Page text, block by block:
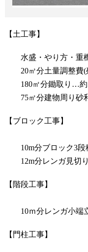
【土工事】
水盛・やり方・重
20㎥分土量調整費(
180㎡分鋤取り…約
75㎡分建物周り砂
【ブロック工事】
10m分ブロック3段
12m分レンガ見切
【階段工事】
10ｍ分レンガ小端
【門柱工事】